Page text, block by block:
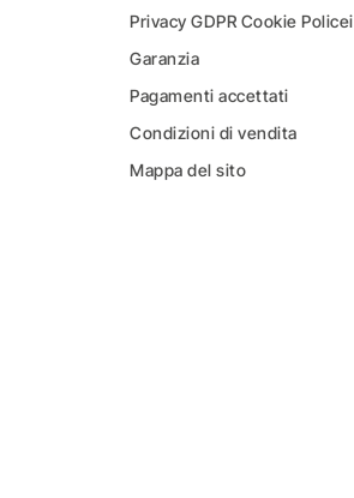
Privacy GDPR Cookie Policei
Garanzia
Pagamenti accettati
Condizioni di vendita
Mappa del sito